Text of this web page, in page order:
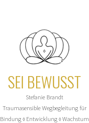
SEI BEWUSST
Stefanie Brandt
Traumasensible Wegbegleitung für
Bindung ◊Entwicklung ◊Wachstum